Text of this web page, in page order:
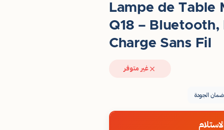
Lampe de Table
Q18 – Bluetooth,
Charge Sans Fil
غير متوفر
ضمان الجودة